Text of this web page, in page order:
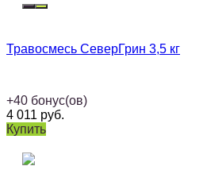
Травосмесь СеверГрин 3,5 кг
+40 бонус(ов)
4 011 руб.
Купить